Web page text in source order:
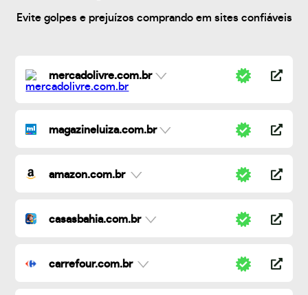
Evite golpes e prejuízos comprando em sites confiáveis
mercadolivre.com.br
magazineluiza.com.br
amazon.com.br
casasbahia.com.br
carrefour.com.br